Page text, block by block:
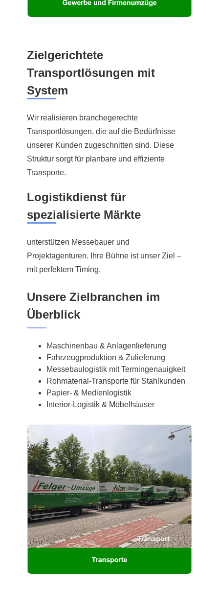
Zielgerichtete
Transportlösungen mit
System
Wir realisieren branchegerechte
Transportlösungen, die auf die Bedürfnisse
unserer Kunden zugeschnitten sind. Diese
Struktur sorgt für planbare und effiziente
Transporte.
Logistikdienst für
spezialisierte Märkte
unterstützen Messebauer und
Projektagenturen. Ihre Bühne ist unser Ziel –
mit perfektem Timing.
Unsere Zielbranchen im
Überblick
Maschinenbau & Anlagenlieferung
Fahrzeugproduktion & Zulieferung
Messebaulogistik mit Termingenauigkeit
Rohmaterial-Transporte für Stahlkunden
Papier- & Medienlogistik
Interior-Logistik & Möbelhäuser